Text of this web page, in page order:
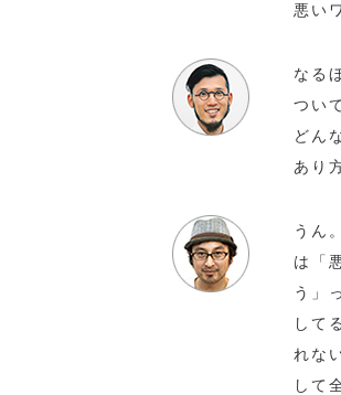
悪い
なる
つい
どん
あり
うん
は「
う」
して
れな
して